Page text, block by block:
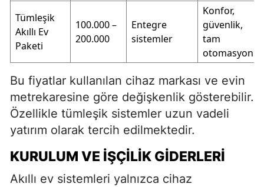
Tümleşik
Akıllı Ev
Paketi
100.000 –
200.000
Entegre
sistemler
Konfor,
güvenlik,
tam
otomasyon
Bu fiyatlar kullanılan cihaz markası ve evin
metrekaresine göre değişkenlik gösterebilir.
Özellikle tümleşik sistemler uzun vadeli
yatırım olarak tercih edilmektedir.
KURULUM VE İŞÇILIK GIDERLERI
Akıllı ev sistemleri yalnızca cihaz